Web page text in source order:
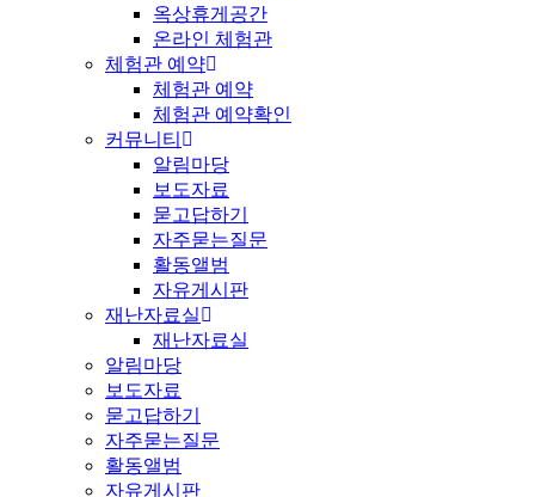
옥상휴게공간
온라인 체험관
체험관 예약
체험관 예약
체험관 예약확인
커뮤니티
알림마당
보도자료
묻고답하기
자주묻는질문
활동앨범
자유게시판
재난자료실
재난자료실
알림마당
보도자료
묻고답하기
자주묻는질문
활동앨범
자유게시판